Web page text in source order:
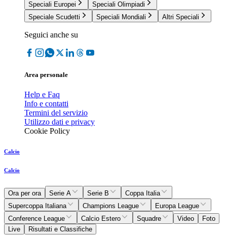
Speciali Europei
Speciali Olimpiadi
Speciale Scudetti
Speciali Mondiali Altri Speciali
Seguici anche su
Area personale
Help e Faq
Info e contatti
Termini del servizio
Utilizzo dati e privacy
Cookie Policy
Calcio
Calcio
Ora per ora Serie A Serie B
Coppa Italia
Supercoppa Italiana
Champions League
Europa League
Conference League
Calcio Estero Squadre Video
Foto
Live
Risultati e Classifiche